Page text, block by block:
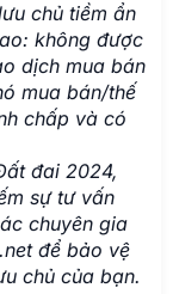
chủ tiềm ẩn
không được
dịch mua bán
mua bán/thế
chấp và có
đai 2024,
sự tư vấn
chuyên gia
để bảo vệ
chủ của bạn.